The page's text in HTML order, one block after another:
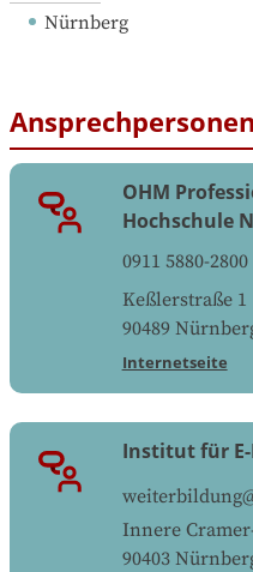
Nürnberg
OHM
Hochschule
0911 5880-2800
Keßlerstraße 1
90489
Internetseite
Institut für
Innere
90403